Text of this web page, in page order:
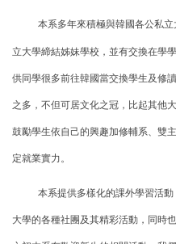
本系多年來積極與韓國各公私
立大學締結姊妹學校，並有交換在學
供同學很多前往韓國當交換學生及修
之多，不但可居文化之冠，比起其他
鼓勵學生依自己的興趣加修輔系、雙
定就業實力。
本系提供多樣化的課外學習活
大學的各種社團及其精彩活動，同時